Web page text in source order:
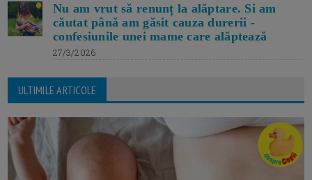
Nu am vrut să renunț la alăptare. Si am
căutat până am găsit cauza durerii -
confesiunile unei mame care alăptează
27/3/2026
ULTIMILE ARTICOLE